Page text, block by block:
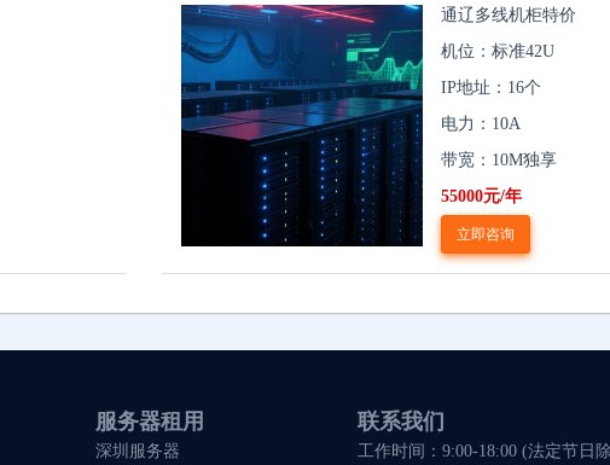
通辽多线机柜特价
机位：标准42U
IP地址：16个
电力：10A
带宽：10M独享
55000元/年
立即咨询
服务器租用
深圳服务器
联系我们
工作时间：9:00-18:00 (法定节日